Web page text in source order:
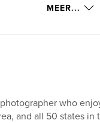
MEER...
who
and all 50 states